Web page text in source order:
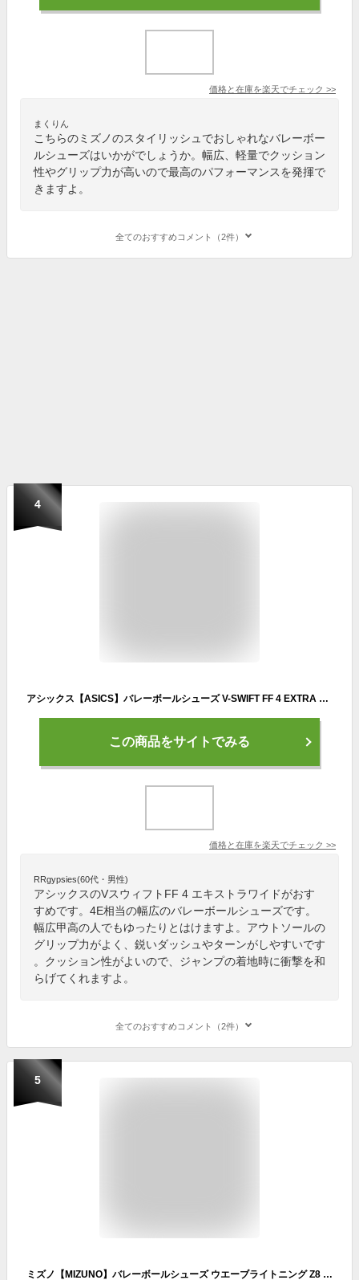
価格と在庫を楽天でチェック >>
まくりん
こちらのミズノのスタイリッシュでおしゃれなバレーボー
ルシューズはいかがでしょうか。幅広、軽量でクッション
性やグリップ力が高いので最高のパフォーマンスを発揮で
きますよ。
全てのおすすめコメント（2件）
4
アシックス【ASICS】バレーボールシューズ V-SWIFT FF 4 EXTRA WIDE / VスウィフトFF 4 エキストラワイド 1053A067 100 2024春夏 (4E相当/幅広/ユニセックス/メンズ/レディース/バレーシューズ/部活)
この商品をサイトでみる
価格と在庫を楽天でチェック >>
RRgypsies(60代・男性)
アシックスのVスウィフトFF 4 エキストラワイドがおす
すめです。4E相当の幅広のバレーボールシューズです。
幅広甲高の人でもゆったりとはけますよ。アウトソールの
グリップ力がよく、鋭いダッシュやターンがしやすいです
。クッション性がよいので、ジャンプの着地時に衝撃を和
らげてくれますよ。
全てのおすすめコメント（2件）
5
ミズノ【MIZUNO】バレーボールシューズ ウエーブライトニング Z8 WIDE / WAVE LIGHTNING Z8 WIDE V1GA2401 57 2024春夏 (ユニセックス/メンズ/レディース/幅広/ワイド/3E相当/バレーボール用品/バレー用品/バレーシューズ/部活)